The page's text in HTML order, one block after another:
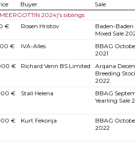
Buyer Sale
2024)'s siblings
€ Rosen Hristov
Baden-Baden
Mixed Sale
€ IVA-Alles
BBAG
2021
€ Richard Venn BS Limited
Arqana
Breeding
2022
€ Stall Helena
BBAG
Yearling Sale
€ Kurt Fekonja
BBAG
2022